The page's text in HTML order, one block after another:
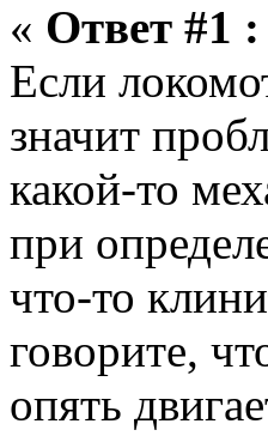
« Ответ #1 :
Если
значит
какой-то
при
что-то
говорите,
опять